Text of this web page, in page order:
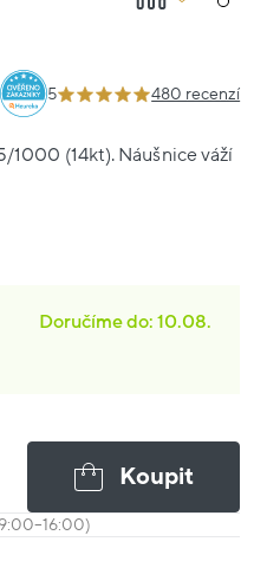
5 480 recenzí
1000 (14kt). Náušnice váží
Doručíme do: 10.08.
Koupit